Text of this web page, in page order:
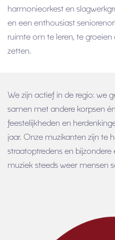
harmonieorkest en
en een enthousiast
ruimte om te leren, te
zetten.
We zijn actief in de regio: we
samen met andere korpsen
feestelijkheden en
jaar. Onze muzikanten zijn te
straatoptredens en
muziek steeds weer mensen